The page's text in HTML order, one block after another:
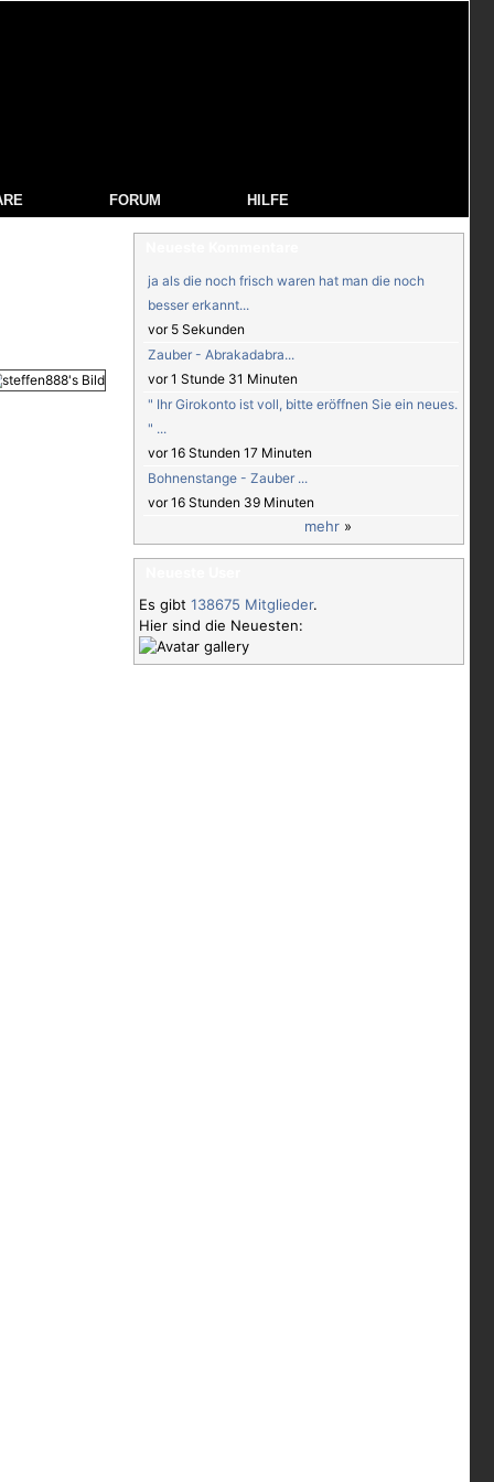
FORUM HILFE
ja als die noch frisch waren hat man die noch
besser erkannt...
vor 5 Sekunden
Zauber - Abrakadabra...
vor 1 Stunde 31 Minuten
" Ihr Girokonto ist voll, bitte eröffnen Sie ein neues.
" ...
vor 16 Stunden 17 Minuten
Bohnenstange - Zauber ...
vor 16 Stunden 39 Minuten
mehr »
Es gibt 138675 Mitglieder.
Hier sind die Neuesten: